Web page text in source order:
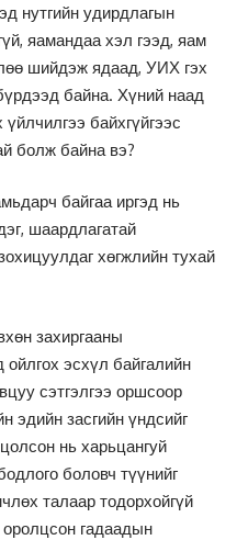
нутгийн удирдлагын
яамандаа хэл гээд, яам
шийдэж ядаад, УИХ гэх
байна. Хүний наад
байхгүйгээс
болж байна вэ?
байгаа иргэд нь
шаардлагатай
хөгжлийн тухай
захиргааны
эсхүл байгалийн
сэтгэлгээ оршсоор
эдийн засгийн үндсийг
нь харьцангуй
боловч түүнийг
талаар тодорхойгүй
гадаадын